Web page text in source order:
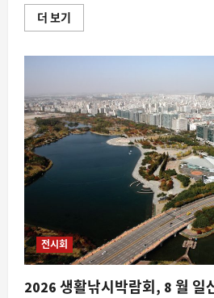
렌
에
해
보
기
더 보기
월
엑
스
포,
8
월
리
는
수
도
권
최
전시회
2026 생활낚시박람회, 8 월 일